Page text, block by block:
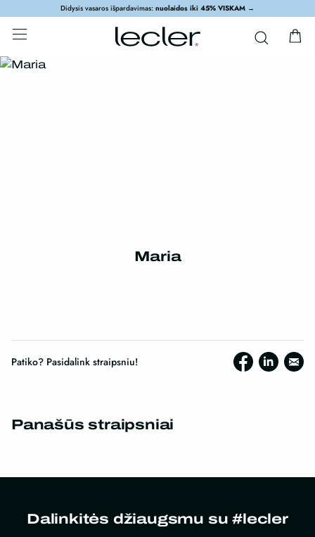
Didysis vasaros išpardavimas: nuolaidos iki 45% VISKAM →
Maria
Patiko? Pasidalink straipsniu!
Panašūs straipsniai
Dalinkitės džiaugsmu su #lecler